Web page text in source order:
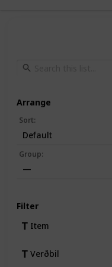
Arrange
Sort:
Default
Group:
—
Filter
Item
Verðbil